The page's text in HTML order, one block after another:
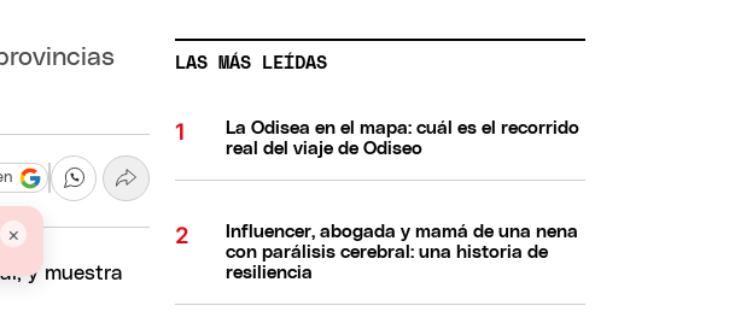
×
LAS MÁS LEÍDAS
La Odisea en el mapa: cuál es el recorrido
real del viaje de Odiseo
Influencer, abogada y mamá de una nena
con parálisis cerebral: una historia de
resiliencia